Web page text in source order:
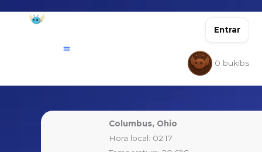
Entrar
0 bukibs
Columbus, Ohio
Hora local: 02:17